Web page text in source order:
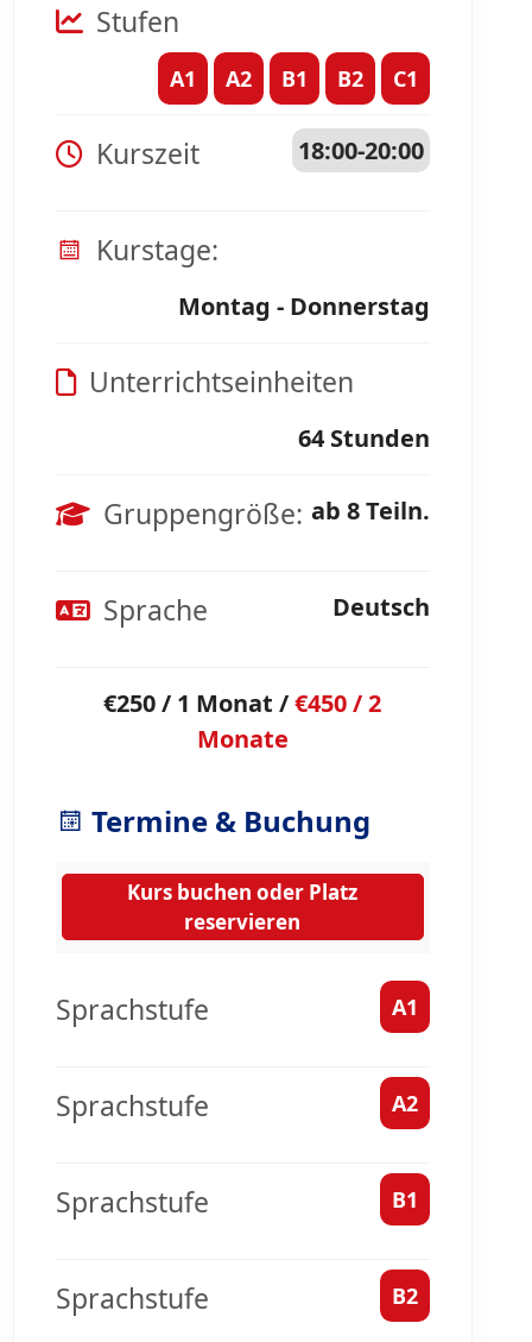
Stufen
A1 A2 B1 B2 C1
Kurszeit 18:00-20:00
Kurstage:
Montag - Donnerstag
Unterrichtseinheiten
64 Stunden
Gruppengröße: ab 8 Teiln.
Sprache Deutsch
€250 / 1 Monat /€450 / 2
Monate
Termine & Buchung
Kurs buchen oder Platz
reservieren
Sprachstufe A1
Sprachstufe A2
Sprachstufe B1
Sprachstufe B2